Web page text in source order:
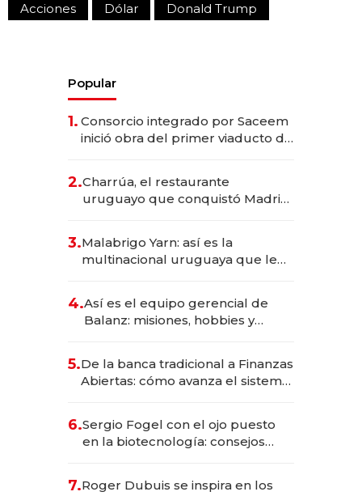
Acciones Dólar Donald Trump
Popular
1. Consorcio integrado por Saceem
inició obra del primer viaducto de
millones
2.Charrúa, el restaurante
uruguayo que conquistó Madrid:
anticipación y prepara apertura
3.Malabrigo Yarn: así es la
multinacional uruguaya que le
4.Así es el equipo gerencial de
Balanz: misiones, hobbies y
5.De la banca tradicional a Finanzas
Abiertas: cómo avanza el sistema
6.Sergio Fogel con el ojo puesto
en la biotecnología: consejos
rol de la IA
7.Roger Dubuis se inspira en los